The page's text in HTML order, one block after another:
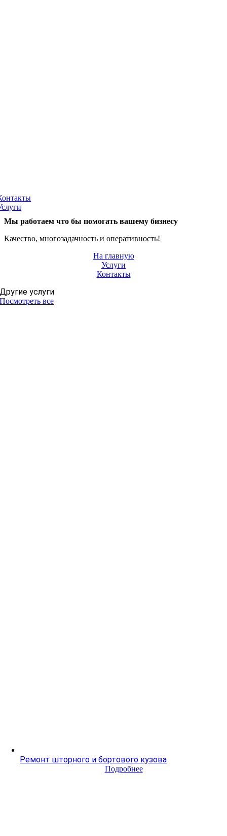
Мы работаем что бы помогать вашему бизнесу
Качество, многозадачность и оперативность!
На главную
Услуги
Контакты
Другие услуги
Посмотреть все
Ремонт шторного и бортового кузова
Подробнее